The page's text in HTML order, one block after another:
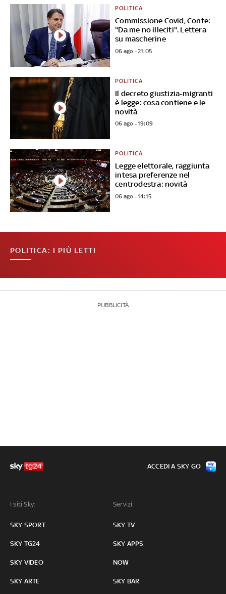
Commissione Covid, Conte:
"Da me no illeciti". Lettera
su mascherine
POLITICA
06 ago - 21:05
Il decreto giustizia-migranti
è legge: cosa contiene e le
novità
POLITICA
06 ago - 19:09
Legge elettorale, raggiunta
intesa preferenze nel
centrodestra: novità
POLITICA
06 ago - 14:15
POLITICA: I PIÙ LETTI
PUBBLICITÀ
I siti Sky:
SKY SPORT
SKY TG24
SKY VIDEO
SKY ARTE
Servizi:
SKY TV
SKY APPS
NOW
SKY BAR
ACCEDI A SKY GO